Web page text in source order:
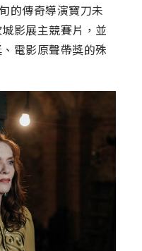
的傳奇導演寶刀未
影展主競賽片，並
電影原聲帶獎的殊